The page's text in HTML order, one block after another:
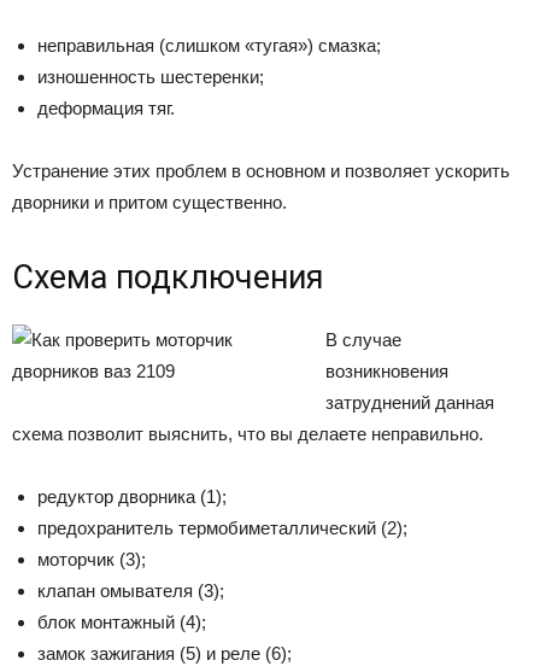
неправильная (слишком «тугая») смазка;
изношенность шестеренки;
деформация тяг.
Устранение этих проблем в основном и позволяет ускорить
дворники и притом существенно.
Схема подключения
В случае
возникновения
затруднений данная
схема позволит выяснить, что вы делаете неправильно.
редуктор дворника (1);
предохранитель термобиметаллический (2);
моторчик (3);
клапан омывателя (3);
блок монтажный (4);
замок зажигания (5) и реле (6);